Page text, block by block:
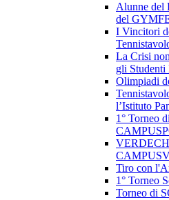
Alunne del
del
I Vincitori
La Crisi
gli Studenti
Olimpiadi
l’Istituto
1° Torneo
Tiro con
1° Torneo
Torneo di